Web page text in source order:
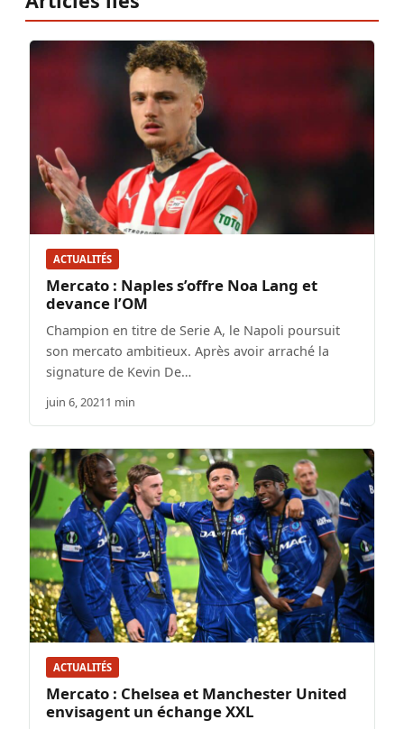
ACTUALITÉS
Mercato : Naples s’offre Noa Lang et
devance l’OM
Champion en titre de Serie A, le Napoli poursuit
son mercato ambitieux. Après avoir arraché la
signature de Kevin De…
juin 6, 20211 min
ACTUALITÉS
Mercato : Chelsea et Manchester United
envisagent un échange XXL